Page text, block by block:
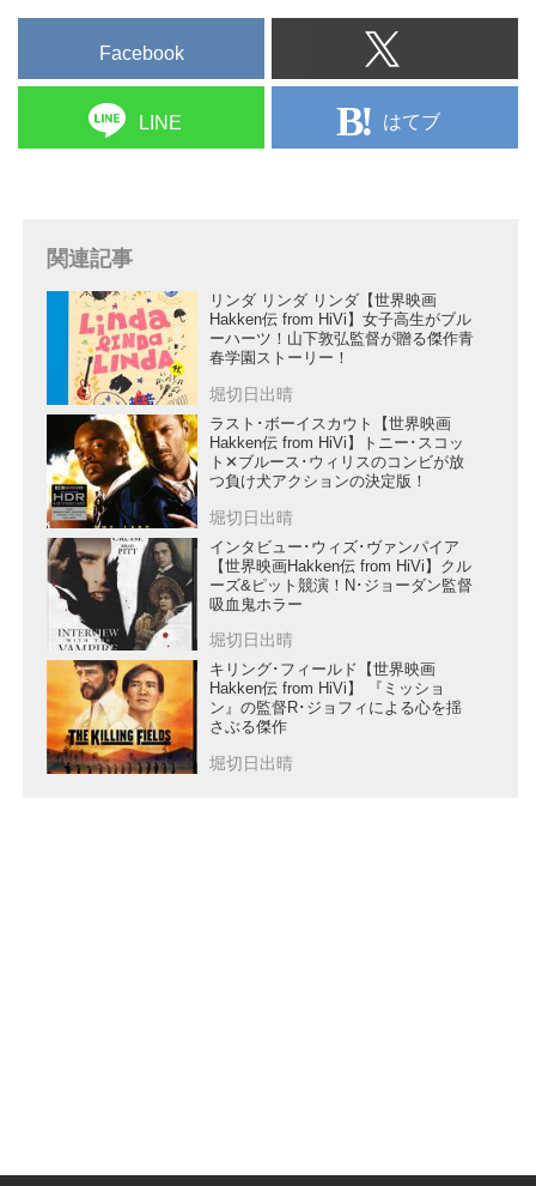
Facebook
LINE はてブ
関連記事
リンダ リンダ リンダ【世界映画
Hakken伝 from HiVi】女子高生がブル
ーハーツ！山下敦弘監督が贈る傑作青
春学園ストーリー！
堀切日出晴
ラスト･ボーイスカウト【世界映画
Hakken伝 from HiVi】トニー･スコッ
ト✕ブルース･ウィリスのコンビが放
つ負け犬アクションの決定版！
堀切日出晴
インタビュー･ウィズ･ヴァンパイア
【世界映画Hakken伝 from HiVi】クル
ーズ&ピット競演！N･ジョーダン監督
吸血鬼ホラー
堀切日出晴
キリング･フィールド【世界映画
Hakken伝 from HiVi】 『ミッショ
ン』の監督R･ジョフィによる心を揺
さぶる傑作
堀切日出晴